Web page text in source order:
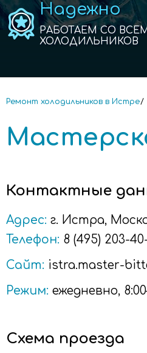
Надежно
РАБОТАЕМ СО
ХОЛОДИЛЬНИКОВ
Ремонт холодильников в Истре
Схема проезда
Контактные
Адрес: г. Истра,
Телефон: 8 (495) 203-
Сайт: istra.master-
Режим: ежедневно,